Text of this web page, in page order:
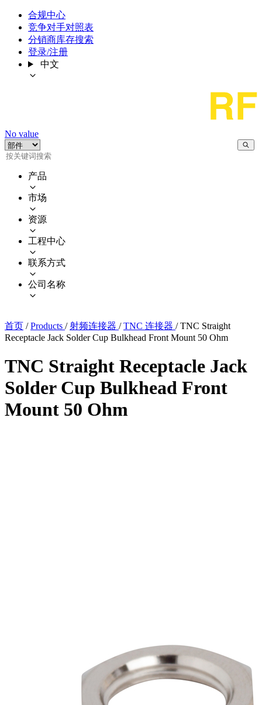
合规中心
竞争对手对照表
分销商库存搜索
登录/注册
中文
No value
产品
市场
资源
工程中心
联系方式
公司名称
首页 / Products / 射频连接器 / TNC 连接器 / TNC Straight
Receptacle Jack Solder Cup Bulkhead Front Mount 50 Ohm
TNC Straight Receptacle Jack
Solder Cup Bulkhead Front
Mount 50 Ohm